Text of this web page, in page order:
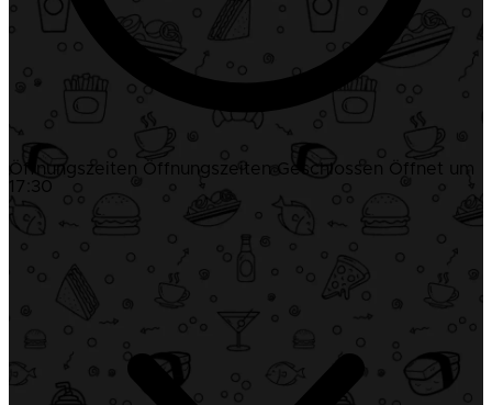
Öffnungszeiten Öffnungszeiten Geschlossen Öffnet um
17:30